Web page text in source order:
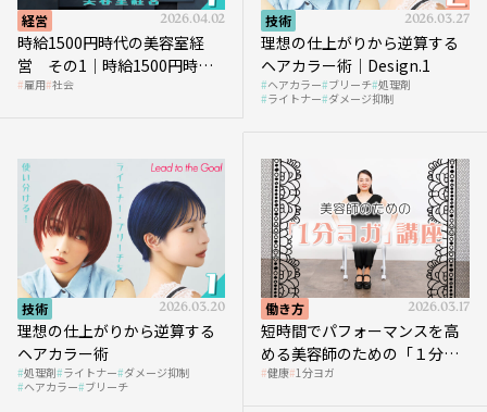
経営 2026.04.02
時給1500円時代の美容室経
営 その1｜時給1500円時代
へ向かう社会的背景
雇用 社会
技術 2026.03.27
理想の仕上がりから逆算する
ヘアカラー術｜Design.1
ヘアカラー ブリーチ 処理剤
ライトナー ダメージ抑制
技術 2026.03.20
理想の仕上がりから逆算する
ヘアカラー術
処理剤 ライトナー ダメージ抑制
ヘアカラー ブリーチ
働き方 2026.03.17
短時間でパフォーマンスを高
める美容師のための「１分ヨ
ガ」講座｜実践編
健康 1分ヨガ